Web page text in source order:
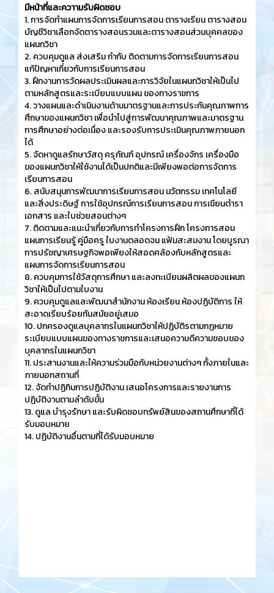
มีหน้าที่และควาามรับผิดชอบ
1. การจัดทำแผนการจัดการเรียนการสอน ตารางเรียน ตารางสอน
บัญชีวิชาเลือกจัดตารางสอนรวมและตารางสอนส่วนบุคคลของ
แผนกวิชา
2. ควบคุมดูแล ส่งเสริม กำกับ ติดตามการจัดการเรียนการสอน
แก้ปัญหาเกี่ยวกับการเรียนการสอน
3. ฝึกงานการวัดผลประเมินผลและการวิจัยในแผนกวิชาให้เป็นไป
ตามหลักสูตรและระเบียบแบบแผน ของทางราชการ
4. วางแผนและดำเนินงานด้านมาตรฐานและการประกันคุณภาพการ
ศึกษาของแผนกวิชา เพื่อนำไปสู่การพัฒนาคุณภาพและมาตรฐาน
การศึกษาอย่างต่อเนื่อง และรองรับการประเมินคุณภาพภายนอก
ได้
5. จัดหาดูแลรักษาวัสดุ ครุภัณฑ์ อุปกรณ์ เครื่องจักร เครื่องมือ
ของแผนกวิชาให้ใช้งานได้เป็นปกติและมีเพียงพอต่อการจัดการ
เรียนการสอน
6. สนับสนุนการพัฒนาการเรียนการสอน นวัตกรรม เทคโนโลยี
และสิ่งประดิษฐ์ การใช้อุปกรณ์การเรียนการสอน การเขียนตำรา
เอกสาร และใบช่วยสอนต่างๆ
7. ติดตามและแนะนำเกี่ยวกับการทำโครงการฝึก โครงการสอน
แผนการเรียนรู้ คู่มือครู ใบงานตลอดจน แฟ้มสะสมงาน โดยบูรณา
การปรัชญาเศรษฐกิจพอเพียงให้สอดคล้องกับหลักสูตรและ
แผนการจัดการเรียนการสอน
8. ควบคุมการใช้วัสดุการศึกษา และลงทะเบียนผลิตผลของแผนก
วิชาให้เป็นไปตามใบงาน
9. ควบคุมดูแลและพัฒนาสำนักงาน ห้องเรียน ห้องปฏิบัติการ ให้
สะอาดเรียบร้อยทันสมัยอยู่เสมอ
10. ปกครองดูแลบุคลากรในแผนกวิชาให้ปฏิบัติรตามกฏหมาย
ระเบียบแบบแผนของทางราชการและเสนอความดีความชอบของ
บุคลากรในแผนกวิชา
11. ประสานงานและให้ความร่วมมือกับหน่วยงานต่างๆ ทั้งภายในและ
ภายนอกสถานที่
12. จัดทำปฏิทินการปฏิบัติงาน เสนอโครงการและรายงานการ
ปฏิบัติงานตามลำดับขั้น
13. ดูแล บำรุงรักษา และรับผิดชอบทรัพย์สินของสถานศึกษาที่ได้
รับมอบหมาย
14. ปฏิบัติงานอื่นตามที่ได้รับมอบหมาย